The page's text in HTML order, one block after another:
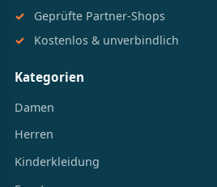
Geprüfte Partner-Shops
Kostenlos & unverbindlich
Kategorien
Damen
Herren
Kinderkleidung